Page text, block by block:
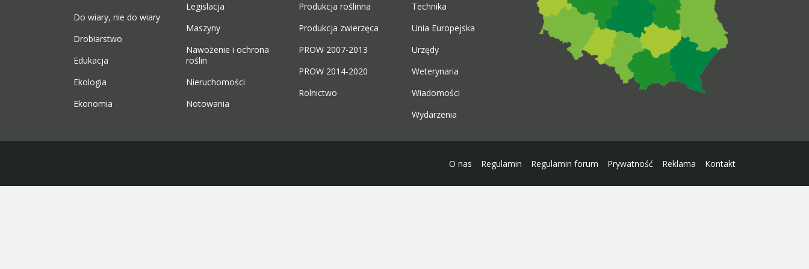
Do wiary, nie do wiary
Drobiarstwo
Edukacja
Ekologia
Ekonomia
Legislacja
Maszyny
Nawożenie i ochrona
roślin
Nieruchomości
Notowania
Produkcja roślinna
Produkcja zwierzęca
PROW 2007-2013
PROW 2014-2020
Rolnictwo
Technika
Unia Europejska
Urzędy
Weterynaria
Wiadomości
Wydarzenia
Kontakt
Reklama
Prywatność
Regulamin forum
Regulamin
O nas